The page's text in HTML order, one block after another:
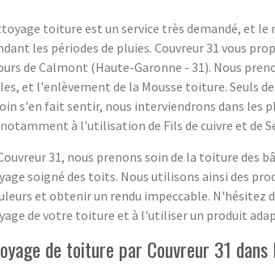
toiture est un service très demandé, et
les périodes de pluies. Couvreur 31 vous
de Calmont (Haute-Garonne - 31). Nous
et l'enlèvement de la Mousse toiture. Seuls
s'en fait sentir, nous interviendrons dans les
à l'utilisation de Fils de cuivre et de
31, nous prenons soin de la toiture des
soigné des toits. Nous utilisons ainsi des
et obtenir un rendu impeccable. N'hésitez
de votre toiture et à l'utiliser un produit
de toiture par Couvreur 31